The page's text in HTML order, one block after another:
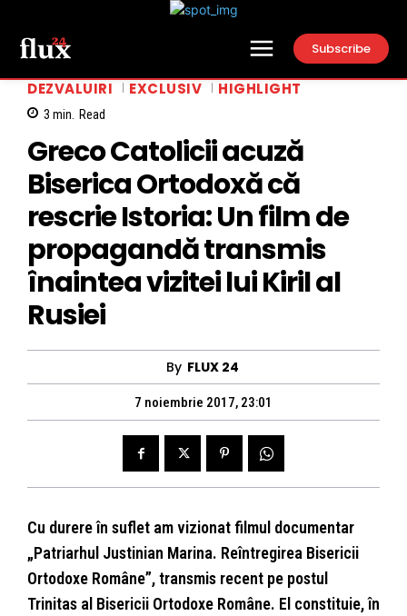
Subscribe
DEZVALUIRI EXCLUSIV HIGHLIGHT
3 min. Read
Greco Catolicii acuză
Biserica Ortodoxă că
rescrie Istoria: Un film de
propagandă transmis
înaintea vizitei lui Kiril al
Rusiei
By FLUX 24
7 noiembrie 2017, 23:01
Cu durere în suflet am vizionat filmul documentar
„Patriarhul Justinian Marina. Reîntregirea Bisericii
Ortodoxe Române”, transmis recent pe postul
Trinitas al Bisericii Ortodoxe Române. El constituie, în